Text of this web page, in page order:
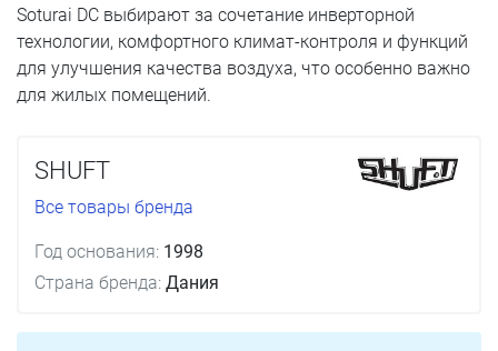
Soturai DC выбирают за сочетание инверторной
технологии, комфортного климат-контроля и функций
для улучшения качества воздуха, что особенно важно
для жилых помещений.
SHUFT
Все товары бренда
Год основания: 1998
Страна бренда: Дания